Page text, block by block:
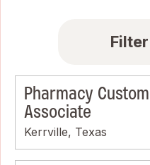
Pharmacy
Associate
Kerrville, Texas